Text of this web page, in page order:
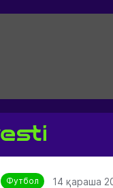
Главная
Футбол
Футбол 14 қараша